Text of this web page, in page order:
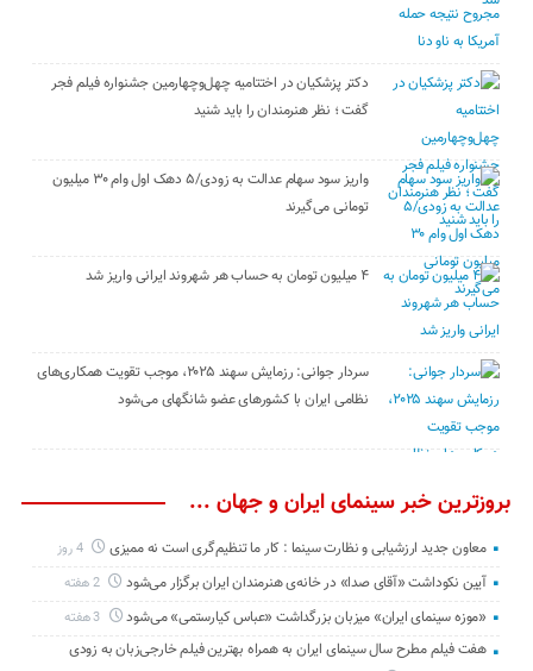
دکتر پزشکیان در اختتامیه چهل‌وچهارمین جشنواره فیلم فجر
گفت ؛ نظر هنرمندان را باید شنید
واریز سود سهام عدالت به زودی/۵ دهک اول وام ۳۰ میلیون
تومانی می‌گیرند
۴ میلیون تومان به حساب هر شهروند ایرانی واریز شد
سردار جوانی: رزمایش سهند ۲۰۲۵، موجب تقویت همکاری‌های
نظامی ایران با کشور‌های عضو شانگهای می‌شود
بروزترین خبر سینمای ایران و جهان ...
معاون جدید ارزشیابی و نظارت سینما : کار ما تنظیم‌گری است نه ممیزی 4 روز
آیین نکوداشت «آقای صدا» در خانه‌ی هنرمندان ایران برگزار می‌شود 2 هفته
«موزه سینمای ایران» میزبان بزرگداشت «عباس کیارستمی» می‌شود 3 هفته
هفت فیلم مطرح سال سینمای ایران به همراه بهترین فیلم خارجی‌زبان به زودی